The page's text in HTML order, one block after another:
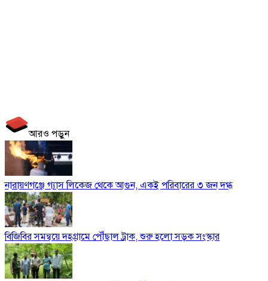
আরও পড়ুন
নারায়ণগঞ্জে গ্যাস লিকেজ থেকে আগুন, একই পরিবারের ৩ জন দগ্ধ
বিজিবির সমন্বয়ে দহগ্রামে পৌঁছাল ট্রাক, শুরু হলো সড়ক সংস্কার